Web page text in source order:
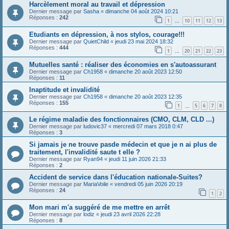
Harcèlement moral au travail et dépression
Dernier message par Sasha « dimanche 04 août 2024 10:21
Réponses : 242 1 … 10 11 12 13
Etudiants en dépression, à nos stylos, courage!!!
Dernier message par QuietChild « jeudi 23 mai 2024 18:32
Réponses : 444 1 … 20 21 22 23
Mutuelles santé : réaliser des économies en s'autoassurant
Dernier message par Ch1958 « dimanche 20 août 2023 12:50
Réponses : 11
Inaptitude et invalidité
Dernier message par Ch1958 « dimanche 20 août 2023 12:35
Réponses : 155 1 5 6 7 8
Le régime maladie des fonctionnaires (CMO, CLM, CLD ...)
Dernier message par ludovic37 « mercredi 07 mars 2018 0:47
Réponses : 3
Si jamais je ne trouve pasde médecin et que je n ai plus de
traitement, l'invalidité saute t elle ?
Dernier message par Ryan94 « jeudi 11 juin 2026 21:33
Réponses : 2
Accident de service dans l'éducation nationale-Suites?
Dernier message par MariaVoile « vendredi 05 juin 2026 20:19
Réponses : 24 1 2
Mon mari m'a suggéré de me mettre en arrêt
Dernier message par lodiz « jeudi 23 avril 2026 22:28
Réponses : 8